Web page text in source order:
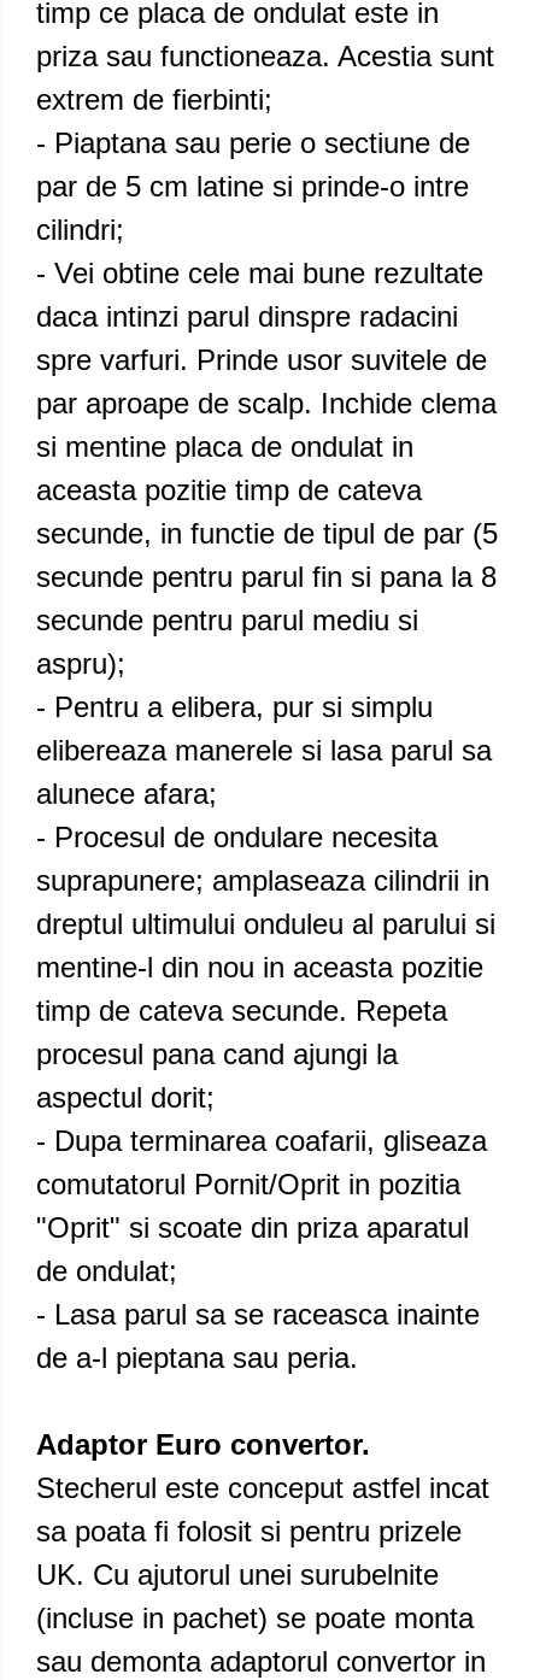
timp ce placa de ondulat este in
priza sau functioneaza. Acestia sunt
extrem de fierbinti;
- Piaptana sau perie o sectiune de
par de 5 cm latine si prinde-o intre
cilindri;
- Vei obtine cele mai bune rezultate
daca intinzi parul dinspre radacini
spre varfuri. Prinde usor suvitele de
par aproape de scalp. Inchide clema
si mentine placa de ondulat in
aceasta pozitie timp de cateva
secunde, in functie de tipul de par (5
secunde pentru parul fin si pana la 8
secunde pentru parul mediu si
aspru);
- Pentru a elibera, pur si simplu
elibereaza manerele si lasa parul sa
alunece afara;
- Procesul de ondulare necesita
suprapunere; amplaseaza cilindrii in
dreptul ultimului onduleu al parului si
mentine-l din nou in aceasta pozitie
timp de cateva secunde. Repeta
procesul pana cand ajungi la
aspectul dorit;
- Dupa terminarea coafarii, gliseaza
comutatorul Pornit/Oprit in pozitia
"Oprit" si scoate din priza aparatul
de ondulat;
- Lasa parul sa se raceasca inainte
de a-l pieptana sau peria.
Adaptor Euro convertor.
Stecherul este conceput astfel incat
sa poata fi folosit si pentru prizele
UK. Cu ajutorul unei surubelnite
(incluse in pachet) se poate monta
sau demonta adaptorul convertor in